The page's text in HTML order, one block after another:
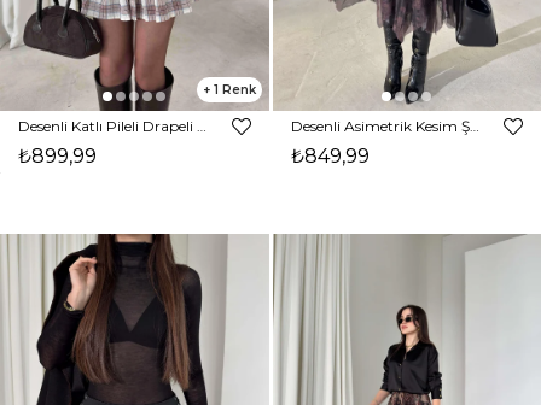
1
Desenli Katlı Pileli Drapeli Elroni Taş Kadın Etek 26K419
₺899,99
Desenli Asimetrik Kesim Şifon Pileli Leonard Kahve Kadın Etek 26K415
₺849,99